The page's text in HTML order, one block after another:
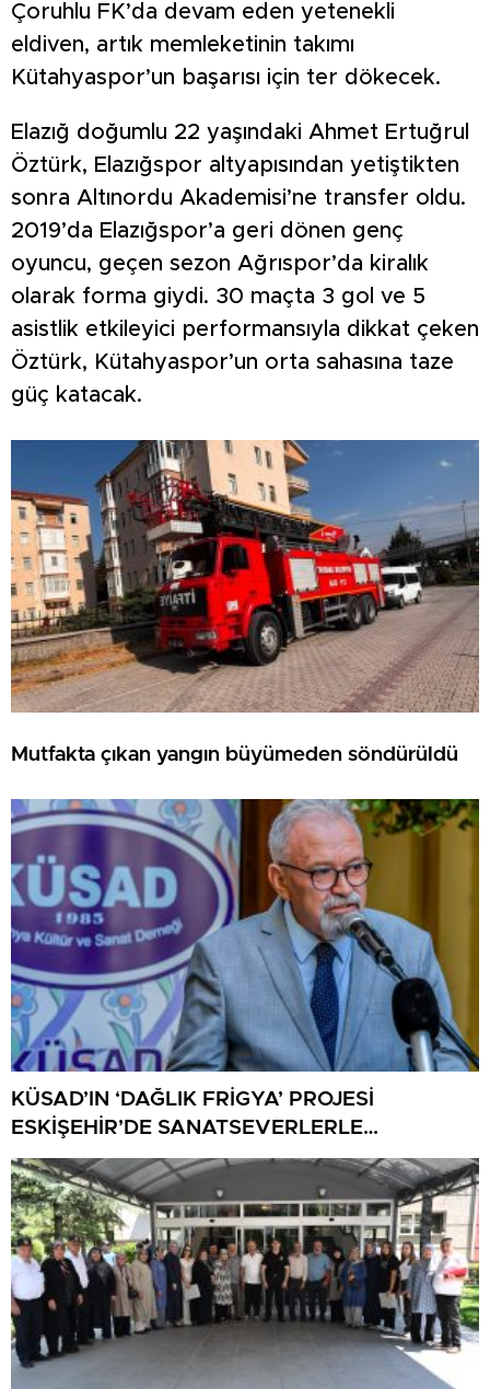
Çoruhlu FK’da devam eden yetenekli
eldiven, artık memleketinin takımı
Kütahyaspor’un başarısı için ter dökecek.
Elazığ doğumlu 22 yaşındaki Ahmet Ertuğrul
Öztürk, Elazığspor altyapısından yetiştikten
sonra Altınordu Akademisi’ne transfer oldu.
2019’da Elazığspor’a geri dönen genç
oyuncu, geçen sezon Ağrıspor’da kiralık
olarak forma giydi. 30 maçta 3 gol ve 5
asistlik etkileyici performansıyla dikkat çeken
Öztürk, Kütahyaspor’un orta sahasına taze
güç katacak.
Mutfakta çıkan yangın büyümeden söndürüldü
KÜSAD’IN ‘DAĞLIK FRİGYA’ PROJESİ
ESKİŞEHİR’DE SANATSEVERLERLE
BULUŞUYOR